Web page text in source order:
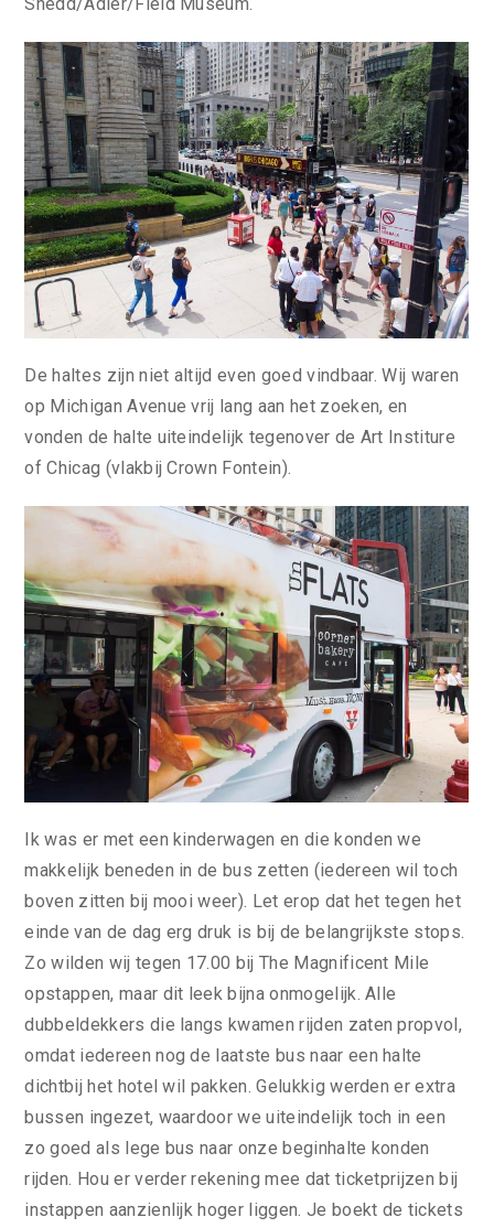
Shedd/Adler/Field Museum.
De haltes zijn niet altijd even goed vindbaar. Wij waren
op Michigan Avenue vrij lang aan het zoeken, en
vonden de halte uiteindelijk tegenover de Art Institure
of Chicag (vlakbij Crown Fontein).
Ik was er met een kinderwagen en die konden we
makkelijk beneden in de bus zetten (iedereen wil toch
boven zitten bij mooi weer). Let erop dat het tegen het
einde van de dag erg druk is bij de belangrijkste stops.
Zo wilden wij tegen 17.00 bij The Magnificent Mile
opstappen, maar dit leek bijna onmogelijk. Alle
dubbeldekkers die langs kwamen rijden zaten propvol,
omdat iedereen nog de laatste bus naar een halte
dichtbij het hotel wil pakken. Gelukkig werden er extra
bussen ingezet, waardoor we uiteindelijk toch in een
zo goed als lege bus naar onze beginhalte konden
rijden. Hou er verder rekening mee dat ticketprijzen bij
instappen aanzienlijk hoger liggen. Je boekt de tickets